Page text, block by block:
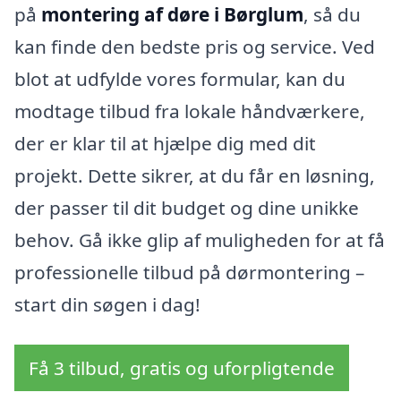
på montering af døre i Børglum, så du
kan finde den bedste pris og service. Ved
blot at udfylde vores formular, kan du
modtage tilbud fra lokale håndværkere,
der er klar til at hjælpe dig med dit
projekt. Dette sikrer, at du får en løsning,
der passer til dit budget og dine unikke
behov. Gå ikke glip af muligheden for at få
professionelle tilbud på dørmontering –
start din søgen i dag!
Få 3 tilbud, gratis og uforpligtende